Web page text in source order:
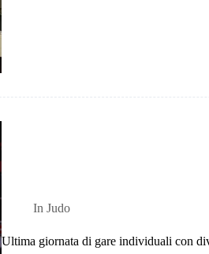
In Judo
Ultima giornata di gare individuali con